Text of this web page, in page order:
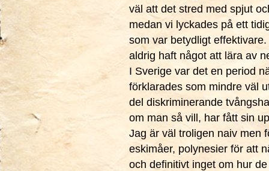
väl att det stred med spjut
medan vi lyckades på ett
som var betydligt
aldrig haft något att lära av
I Sverige var det en period
förklarades som mindre väl
del diskriminerande
om man så vill, har fått sin
Jag är väl troligen naiv men
eskimåer, polynesier för att
och definitivt inget om hur